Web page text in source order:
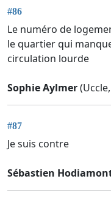
#86
Le numéro de
le quartier qui
circulation lourde
Sophie Aylmer
#87
Je suis contre
Sébastien